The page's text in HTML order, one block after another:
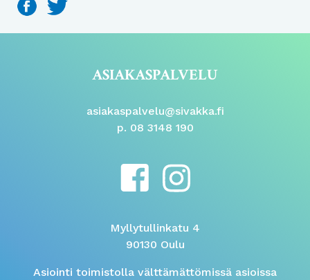
ASIAKASPALVELU
asiakaspalvelu@sivakka.fi
p. 08 3148 190
Myllytullinkatu 4
90130 Oulu
Asiointi toimistolla välttämättömissä asioissa